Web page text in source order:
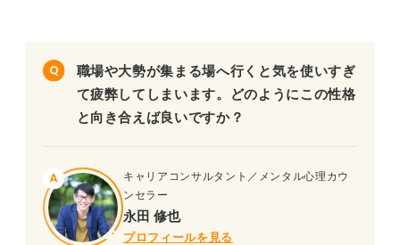
職場や大勢が集まる場へ行くと気を使いすぎ
て疲弊してしまいます。どのようにこの性格
と向き合えば良いですか？
キャリアコンサルタント／メンタル心理カウ
ンセラー
永田 修也
プロフィールを見る